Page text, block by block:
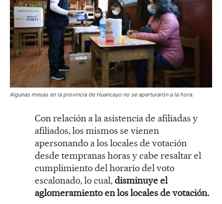
Algunas mesas en la provincia de Huancayo no se aperturarón a la hora.
Con relación a la asistencia de afiliadas y
afiliados, los mismos se vienen
apersonando a los locales de votación
desde tempranas horas y cabe resaltar el
cumplimiento del horario del voto
escalonado, lo cual,disminuye el
aglomeramiento en los locales de votación.